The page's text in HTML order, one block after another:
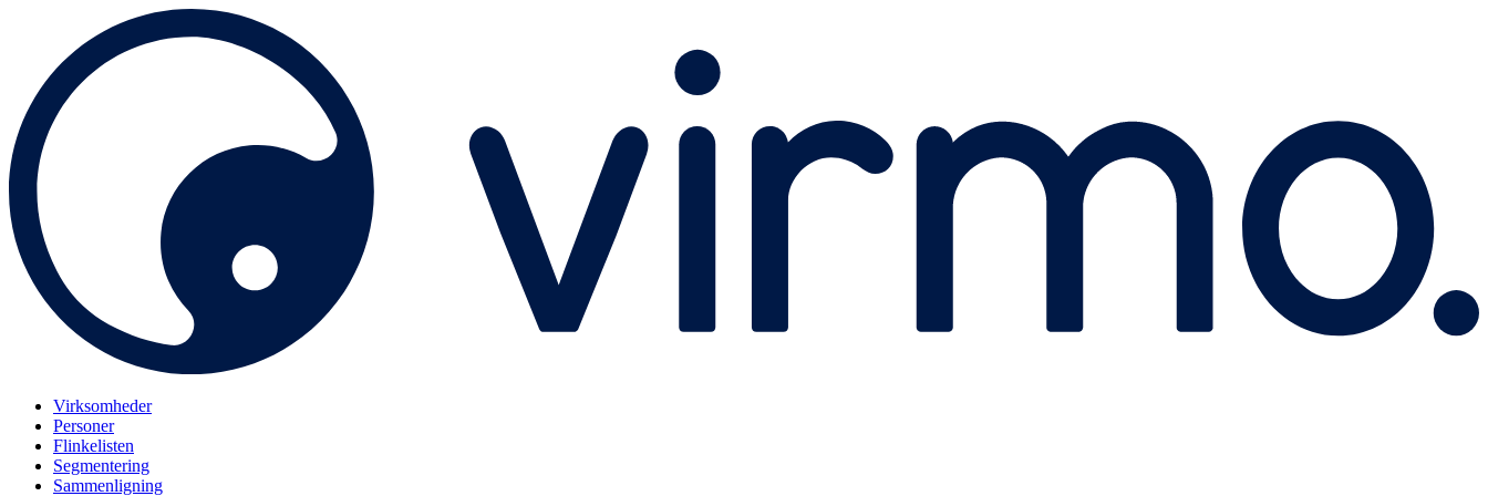
Virksomheder
Personer
Flinkelisten
Segmentering
Sammenligning